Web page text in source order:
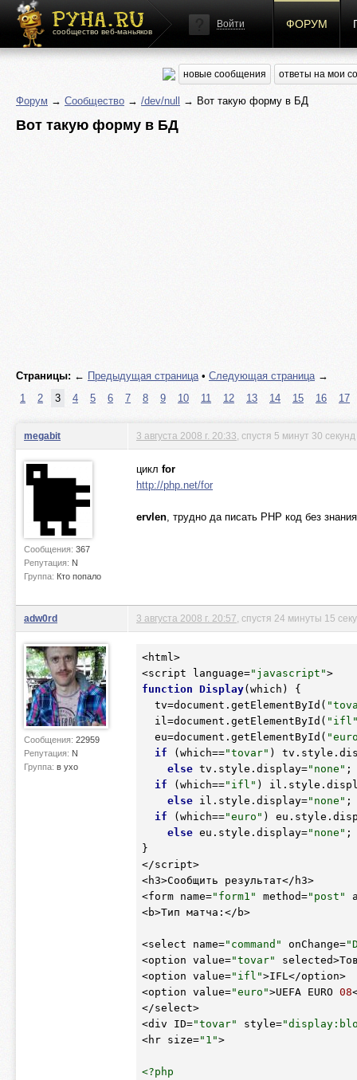
сообщество веб-маньяков
Войти ФОРУМ
новые сообщения ответы на мои
Форум → Сообщество → /dev/null → Вот такую форму в БД
Вот такую форму в БД
Страницы: ← Предыдущая страница• Следующая страница→
1
2 3 4 5 6 7 8 9 10 11 12 13 14 15 16 17
megabit
Сообщения: 367
Репутация: N
Группа: Кто попало
3 августа 2008 г. 20:33 , спустя 5 минут 30 секунд
цикл for
http://php.net/for
ervlen, трудно да писать PHP код без
adw0rd
Сообщения: 22959
Репутация: N
Группа: в ухо
3 августа 2008 г. 20:57 , спустя 24 минуты 15
<html>
<script language="javascript"
>
function Display(which)
{
  tv=document.getElementById(
  il=document.getElementById(
  eu=document.getElementById(
if (which=="tovar" )
else tv.style.display="none" ;
if (which=="ifl" )
else il.style.display="none" ;
if (which=="euro" )
else eu.style.display="none" ;
}
</script>
<h3>Сообщить результат</h3>
<form name="form1" method="post"
<b>Тип матча:</b>
<select name="command" onChange=
<option value="tovar"
<option value="ifl">IFL</option>
<option value="euro">UEFA EURO 08
</select>
<div ID="tovar" style=
<hr size="1">
<?php